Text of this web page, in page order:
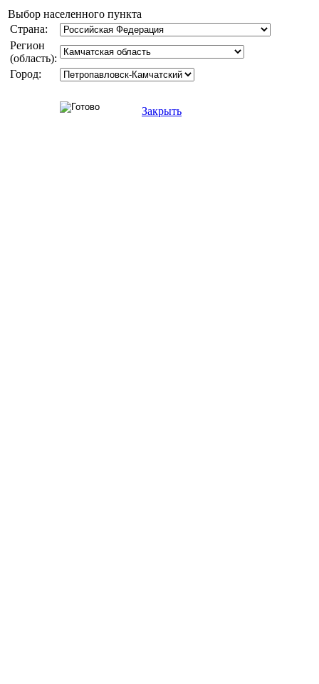
Выбор населенного пункта
Страна:
Регион
(область):
Город:
Закрыть